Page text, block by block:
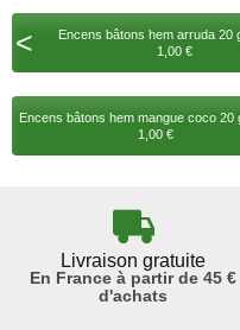
<
Encens bâtons hem arruda 20
1,00 €
Encens bâtons hem mangue coco 20
1,00 €
Livraison gratuite
En France à partir de 45 €
d'achats